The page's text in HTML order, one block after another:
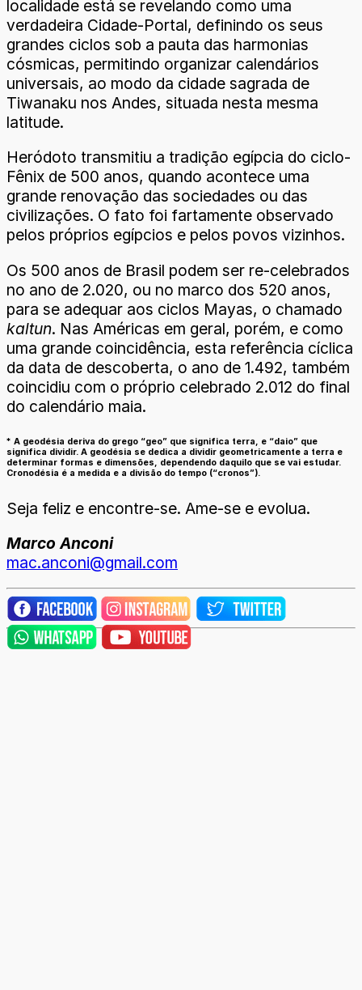
localidade está se revelando como uma
verdadeira Cidade-Portal, definindo os seus
grandes ciclos sob a pauta das harmonias
cósmicas, permitindo organizar calendários
universais, ao modo da cidade sagrada de
Tiwanaku nos Andes, situada nesta mesma
latitude.
Heródoto transmitiu a tradição egípcia do ciclo-
Fênix de 500 anos, quando acontece uma
grande renovação das sociedades ou das
civilizações. O fato foi fartamente observado
pelos próprios egípcios e pelos povos vizinhos.
Os 500 anos de Brasil podem ser re-celebrados
no ano de 2.020, ou no marco dos 520 anos,
para se adequar aos ciclos Mayas, o chamado
kaltun. Nas Américas em geral, porém, e como
uma grande coincidência, esta referência cíclica
da data de descoberta, o ano de 1.492, também
coincidiu com o próprio celebrado 2.012 do final
do calendário maia.
* A geodésia deriva do grego “geo” que significa terra, e “daio” que
significa dividir. A geodésia se dedica a dividir geometricamente a terra e
determinar formas e dimensões, dependendo daquilo que se vai estudar.
Cronodésia é a medida e a divisão do tempo (“cronos”).
Seja feliz e encontre-se. Ame-se e evolua.
Marco Anconi
mac.anconi@gmail.com